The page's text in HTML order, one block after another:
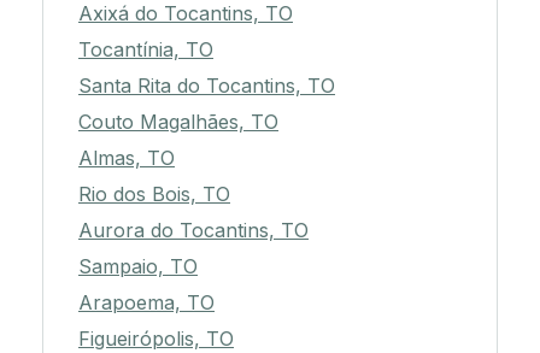
Axixá do Tocantins, TO
Tocantínia, TO
Santa Rita do Tocantins, TO
Couto Magalhães, TO
Almas, TO
Rio dos Bois, TO
Aurora do Tocantins, TO
Sampaio, TO
Arapoema, TO
Figueirópolis, TO